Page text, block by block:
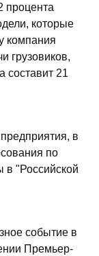
процента
которые
компания
грузовиков,
составит 21
в
по
в "Российской
событие в
Премьер-